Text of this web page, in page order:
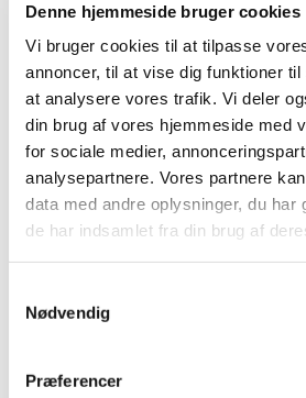
Denne hjemmeside bruger cookies
Vi bruger cookies til at tilpasse
annoncer, til at vise dig funktioner
at analysere vores trafik. Vi deler
din brug af vores hjemmeside med
for sociale medier,
analysepartnere. Vores partnere
data med andre oplysninger, du har
de har indsamlet fra din brug af
Nødvendig
Præferencer
..er altid en spadseretur værd.
skifter, således skifter også
kirkegården. Det er umuligt at
kirkegården er smukkest ved
kirsebærtræerne i fuldt flor - eller
kirken ligger vinterdækket parat
julen.
Kirkegårdens personale har
holde området pænt og ryddeligt,
fremstår fra sin bedste side.
På siderne her kan du læse lidt
gravsteder, urnehaven, samt